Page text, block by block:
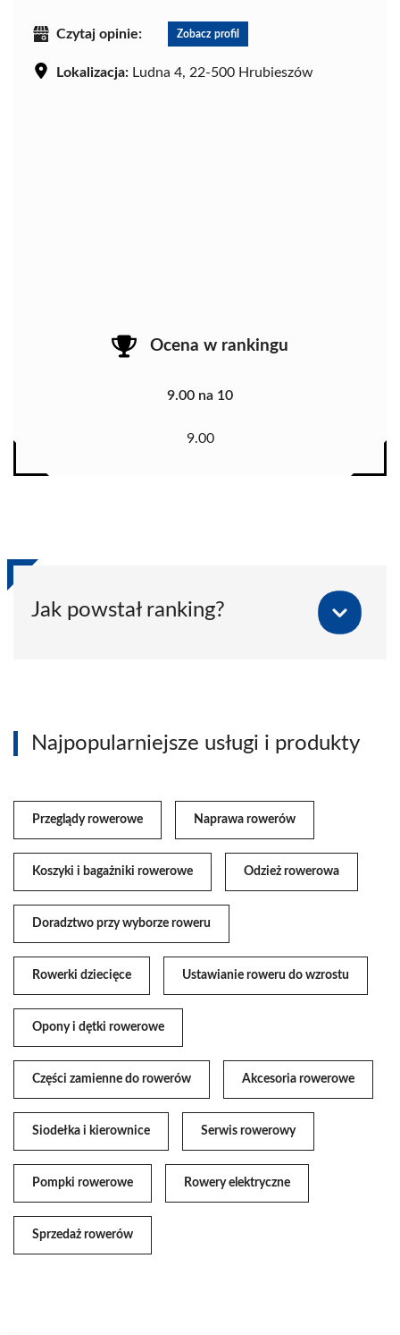
Czytaj opinie: Zobacz profil
Lokalizacja: Ludna 4, 22-500 Hrubieszów
Ocena w rankingu
9.00 na 10
9.00
Jak powstał ranking?
Najpopularniejsze usługi i produkty
Przeglądy rowerowe Naprawa rowerów
Koszyki i bagażniki rowerowe Odzież rowerowa
Doradztwo przy wyborze roweru
Rowerki dziecięce Ustawianie roweru do wzrostu
Opony i dętki rowerowe
Części zamienne do rowerów Akcesoria rowerowe
Siodełka i kierownice Serwis rowerowy
Pompki rowerowe Rowery elektryczne
Sprzedaż rowerów